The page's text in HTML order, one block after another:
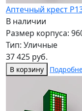
Аптечный крест
В наличии
Размер корпуса:
Тип: Уличные
37 425 руб.
В корзину